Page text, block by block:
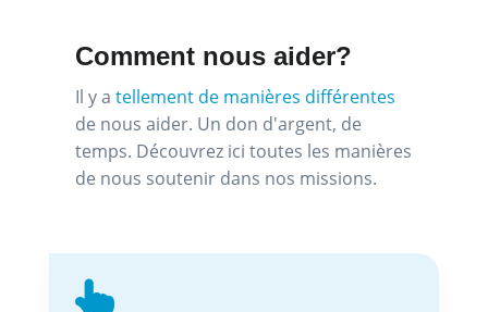
Comment nous aider?
Il y a tellement de manières différentes
de nous aider. Un don d'argent, de
temps. Découvrez ici toutes les manières
de nous soutenir dans nos missions.